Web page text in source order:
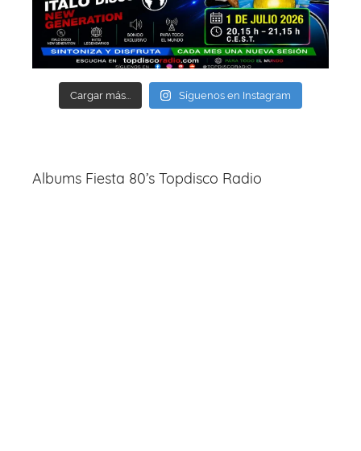
Cargar más... Síguenos en Instagram
Albums Fiesta 80’s Topdisco Radio